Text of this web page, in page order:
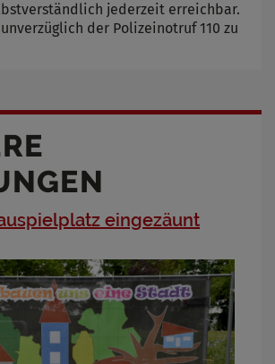
jederzeit erreichbar.
der Polizeinotruf 110 zu
eingezäunt